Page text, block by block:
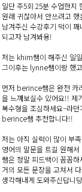
일단 주5회 25분 수업한지
원래 귀찮아서 안쓰려고
남겨주신 수강후기 덕이
되고자 남겨봐용!
저는 khim쌤이 해주신 일
그이후는 lynne쌤이랑 했
먼저 berince쌤은 완전 카
을 느껴보실수 있어요!! 제
복수형을 조심하세요~라
berince쌤 추천합니다!!
저는 아직 실력이 많이 부
영어의 말문을 트길 원해
쌤은 정말 피드백이 꼼꼼하
거의 모든 문장을 고쳐서
생각해내게 도와주신답니당